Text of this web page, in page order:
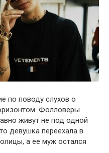
по поводу слухов о
Фолловеры
живут не под одной
девушка переехала в
а ее муж остался